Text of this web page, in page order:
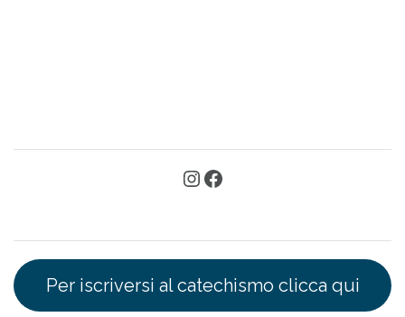
Per iscriversi al catechismo clicca qui